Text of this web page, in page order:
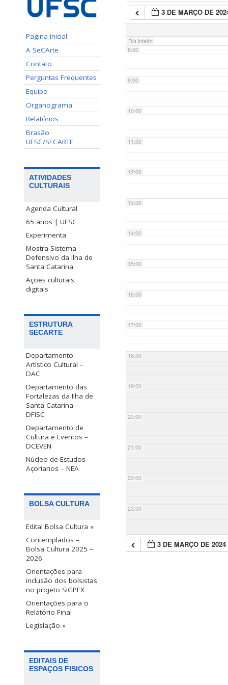
Pagina inicial
A SeCArte
Contato
Perguntas Frequentes
Equipe
Organograma
Relatórios
Brasão
UFSC/SECARTE
ATIVIDADES
CULTURAIS
Agenda Cultural
65 anos | UFSC
Experimenta
Mostra Sistema
Defensivo da Ilha de
Santa Catarina
Ações culturais
digitais
ESTRUTURA
SECARTE
Departamento
Artístico Cultural –
DAC
Departamento das
Fortalezas da Ilha de
Santa Catarina –
DFISC
Departamento de
Cultura e Eventos –
DCEVEN
Núcleo de Estudos
Açorianos – NEA
BOLSA CULTURA
Edital Bolsa Cultura »
Contemplados –
Bolsa Cultura 2025 –
2026
Orientações para
inclusão dos bolsistas
no projeto SIGPEX
Orientações para o
Relatório Final
Legislação »
EDITAIS DE
ESPAÇOS FISICOS
3 DE MARÇO DE
Dia inteiro
7:00
8:00
9:00
10:00
11:00
12:00
13:00
14:00
15:00
16:00
17:00
18:00
19:00
20:00
21:00
22:00
23:00
3 DE MARÇO DE 2024